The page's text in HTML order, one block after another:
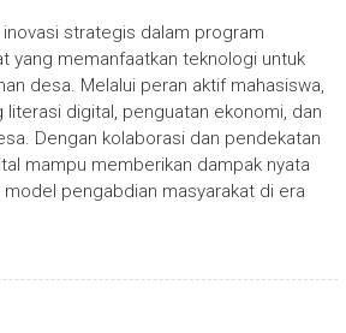
inovasi strategis dalam program
yang memanfaatkan teknologi untuk
desa. Melalui peran aktif mahasiswa,
literasi digital, penguatan ekonomi, dan
Dengan kolaborasi dan pendekatan
mampu memberikan dampak nyata
pengabdian masyarakat di era